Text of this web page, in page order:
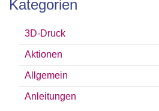
Kategorien
3D-Druck
Aktionen
Allgemein
Anleitungen